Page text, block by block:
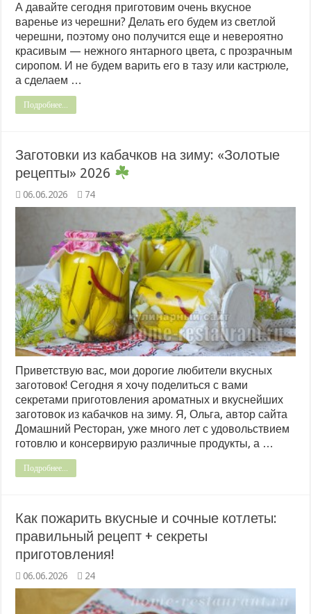
А давайте сегодня приготовим очень вкусное
варенье из черешни? Делать его будем из светлой
черешни, поэтому оно получится еще и невероятно
красивым — нежного янтарного цвета, с прозрачным
сиропом. И не будем варить его в тазу или кастрюле,
а сделаем …
Подробнее...
Заготовки из кабачков на зиму: «Золотые
рецепты» 2026
06.06.2026 74
Приветствую вас, мои дорогие любители вкусных
заготовок! Сегодня я хочу поделиться с вами
секретами приготовления ароматных и вкуснейших
заготовок из кабачков на зиму. Я, Ольга, автор сайта
Домашний Ресторан, уже много лет с удовольствием
готовлю и консервирую различные продукты, а …
Подробнее...
Как пожарить вкусные и сочные котлеты:
правильный рецепт + секреты
приготовления!
06.06.2026 24